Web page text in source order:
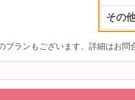
その
ランもございます。詳細はお問